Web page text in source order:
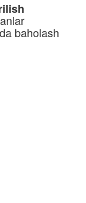
baholash